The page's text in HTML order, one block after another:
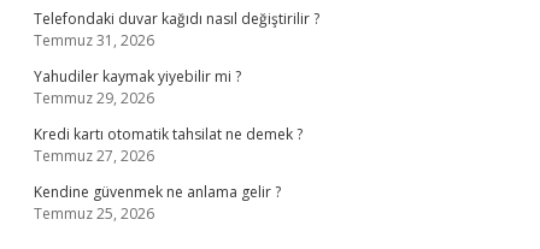
Telefondaki duvar kağıdı nasıl değiştirilir ?
Temmuz 31, 2026
Yahudiler kaymak yiyebilir mi ?
Temmuz 29, 2026
Kredi kartı otomatik tahsilat ne demek ?
Temmuz 27, 2026
Kendine güvenmek ne anlama gelir ?
Temmuz 25, 2026